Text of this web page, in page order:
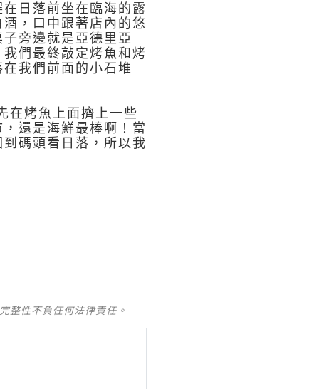
日落前坐在臨海的露
，口中跟著店內的悠
旁邊就是亞德里亞
們最終敲定烤魚和烤
我們前面的小石堆
在烤魚上面擠上一些
還是海鮮最棒啊！當
碼頭看日落，所以我
整性不負任何法律責任。